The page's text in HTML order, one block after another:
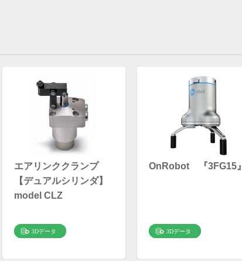
エアリンククランプ
【デュアルシリンダ】
model CLZ
OnRobot 『3FG15』